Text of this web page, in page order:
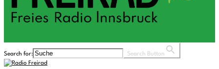
Search for: Search Button